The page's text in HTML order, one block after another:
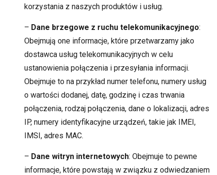
korzystania z naszych produktów i usług.
– Dane brzegowe z ruchu telekomunikacyjnego:
Obejmują one informacje, które przetwarzamy jako
dostawca usług telekomunikacyjnych w celu
ustanowienia połączenia i przesyłania informacji.
Obejmuje to na przykład numer telefonu, numery usług
o wartości dodanej, datę, godzinę i czas trwania
połączenia, rodzaj połączenia, dane o lokalizacji, adres
IP, numery identyfikacyjne urządzeń, takie jak IMEI,
IMSI, adres MAC.
– Dane witryn internetowych: Obejmuje to pewne
informacje, które powstają w związku z odwiedzaniem